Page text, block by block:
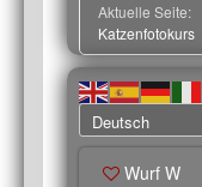
Aktuelle Seite:
Katzenfotokurs
Wurf W